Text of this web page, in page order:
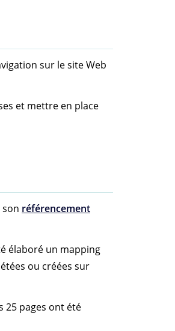
sur le site Web
et mettre en place
son référencement
élaboré un mapping
ou créées sur
25 pages ont été